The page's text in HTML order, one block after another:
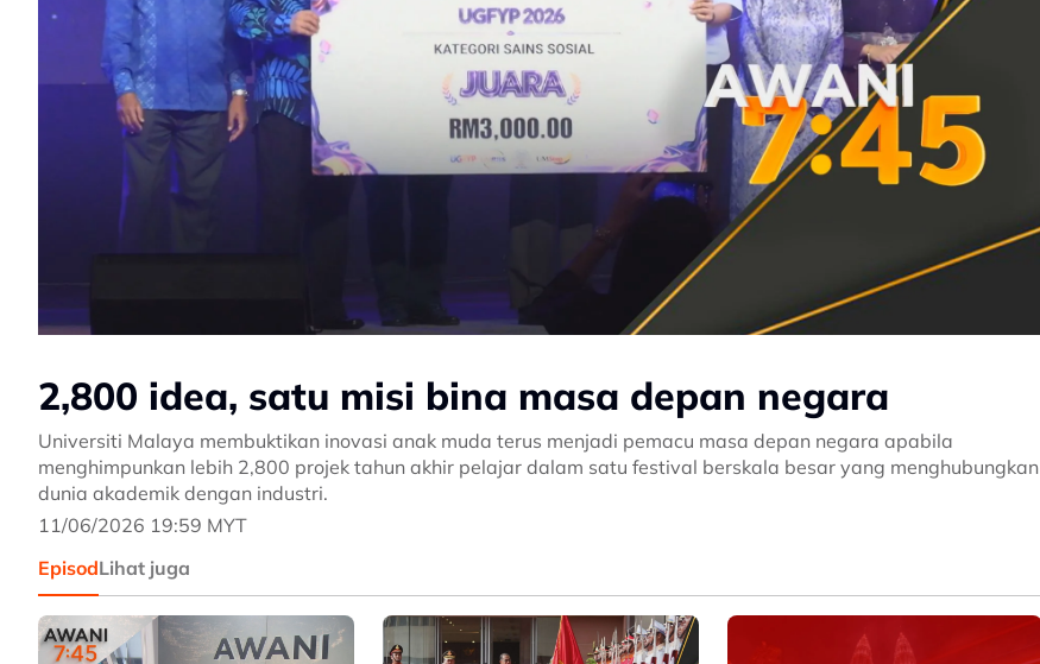
2,800 idea, satu misi bina masa depan negara
Universiti Malaya membuktikan inovasi anak muda terus menjadi pemacu masa depan negara apabila
menghimpunkan lebih 2,800 projek tahun akhir pelajar dalam satu festival berskala besar yang menghubungkan
dunia akademik dengan industri.
11/06/2026 19:59 MYT
EpisodLihat juga